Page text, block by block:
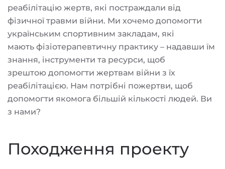
реабілітацію жертв, які постраждали від
фізичної травми війни. Ми хочемо допомогти
українським спортивним закладам, які
мають фізіотерапевтичну практику – надавши їм
знання, інструменти та ресурси, щоб
зрештою допомогти жертвам війни з їх
реабілітацією. Нам потрібні пожертви, щоб
допомогти якомога більшій кількості людей. Ви
з нами?
Походження проекту